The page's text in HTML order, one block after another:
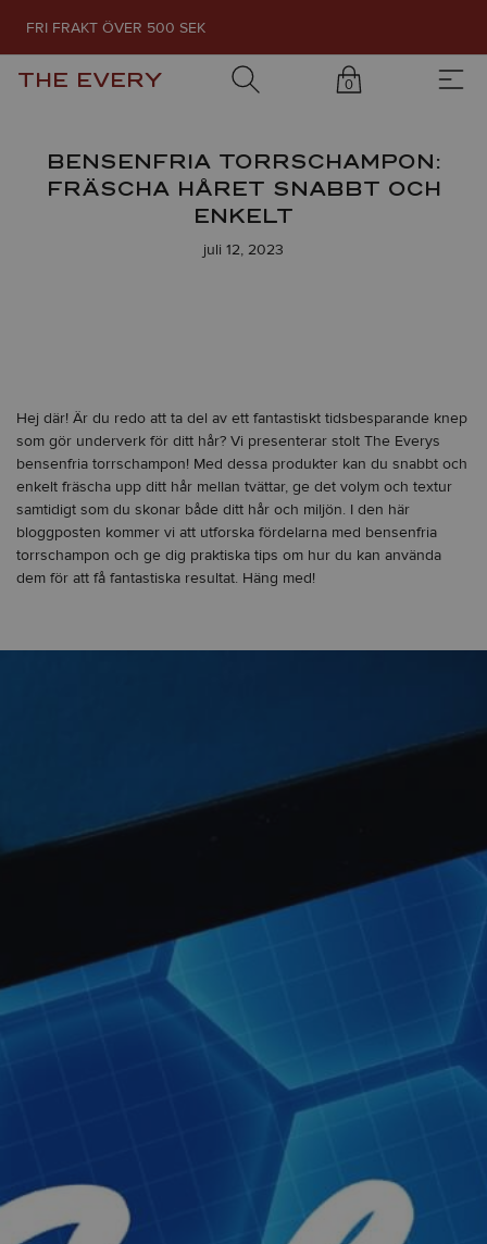
FRI FRAKT ÖVER 500 SEK
THE EVERY 0
BENSENFRIA TORRSCHAMPON:
FRÄSCHA HÅRET SNABBT OCH
ENKELT
juli 12, 2023
Hej där! Är du redo att ta del av ett fantastiskt tidsbesparande knep
som gör underverk för ditt hår? Vi presenterar stolt The Everys
bensenfria torrschampon! Med dessa produkter kan du snabbt och
enkelt fräscha upp ditt hår mellan tvättar, ge det volym och textur
samtidigt som du skonar både ditt hår och miljön. I den här
bloggposten kommer vi att utforska fördelarna med bensenfria
torrschampon och ge dig praktiska tips om hur du kan använda
dem för att få fantastiska resultat. Häng med!